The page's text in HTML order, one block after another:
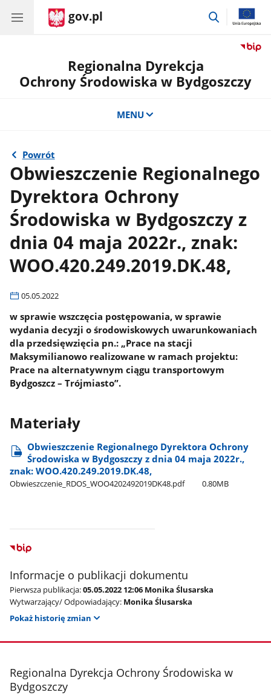
gov.pl
przejdź
Regionalna Dyrekcja
Ochrony Środowiska w Bydgoszczy
MENU
Powrót
Obwieszczenie Regionalnego
Dyrektora Ochrony
Środowiska w Bydgoszczy z
dnia 04 maja 2022r., znak:
WOO.420.249.2019.DK.48,
05.05.2022
w sprawie wszczęcia postępowania, w sprawie
wydania decyzji o środowiskowych uwarunkowaniach
dla przedsięwzięcia pn.: „Prace na stacji
Maksymilianowo realizowane w ramach projektu:
Prace na alternatywnym ciągu transportowym
Bydgoszcz – Trójmiasto”.
Materiały
Obwieszczenie Regionalnego Dyrektora Ochrony
Środowiska w Bydgoszczy z dnia 04 maja 2022r.,
znak: WOO.420.249.2019.DK.48,
Obwieszczenie​_RDOS​_WOO4202492019DK48.pdf 0.80MB
Informacje o publikacji dokumentu
Pierwsza publikacja:05.05.2022 12:06 Monika Ślusarska
Wytwarzający/ Odpowiadający: Monika Ślusarska
Pokaż historię zmian
stopka
Regionalna Dyrekcja Ochrony Środowiska w
Bydgoszczy